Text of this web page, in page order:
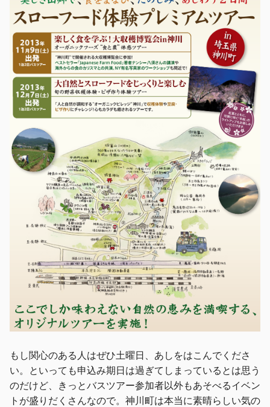
もし関心のある人はぜひ土曜日、あしをはこんでくださ
い。といっても申込み期日は過ぎてしまっているとは思う
のだけど、きっとバスツアー参加者以外もあそべるイベン
トが盛りだくさんなので。神川町は本当に素晴らしい気の